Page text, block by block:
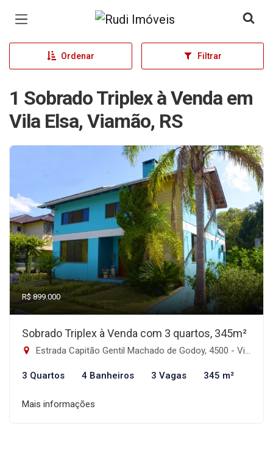
Página inicial
Ordenar Filtrar
1 Sobrado Triplex à Venda em
Vila Elsa, Viamão, RS
R$ 899.000
Sobrado Triplex à Venda com 3 quartos, 345m²
Estrada Capitão Gentil Machado de Godoy, 4500 - Vila Elsa, Viamão-RS
3 Quartos 4 Banheiros 3 Vagas 345 m²
Mais informações